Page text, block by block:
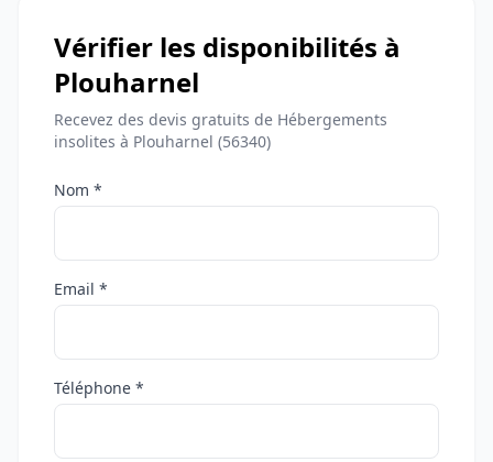
Vérifier les disponibilités à
Plouharnel
Recevez des devis gratuits de Hébergements
insolites à Plouharnel (56340)
Nom *
Email *
Téléphone *